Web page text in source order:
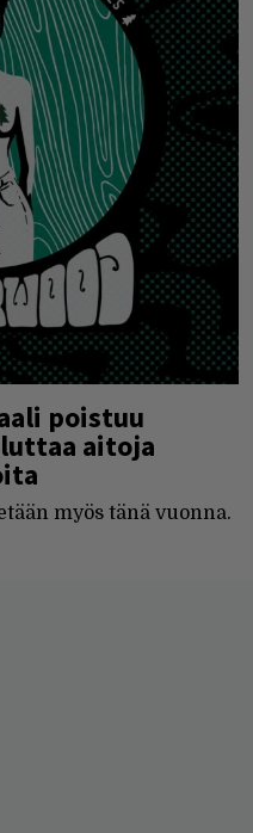
poistuu
aitoja
myös tänä vuonna.